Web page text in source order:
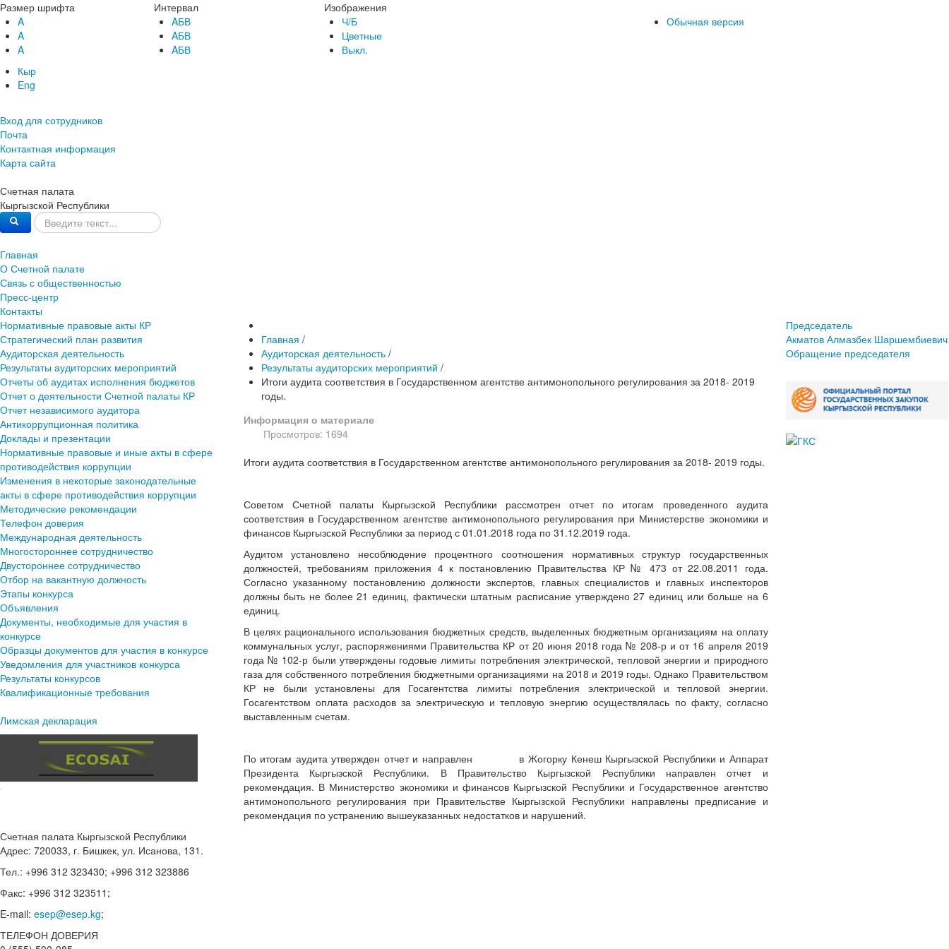
Размер шрифта
A
A
A
Интервал
AБВ
AБВ
AБВ
Изображения
Ч/Б
Цветные
Выкл.
Обычная версия
Кыр
Eng
Вход для сотрудников
Почта
Контактная информация
Карта сайта
Счетная палата
Кыргызской Республики
Главная
О Счетной палате
Связь с общественностью
Пресс-центр
Контакты
Нормативные правовые акты КР
Стратегический план развития
Аудиторская деятельность
Результаты аудиторских мероприятий
Отчеты об аудитах исполнения бюджетов
Отчет о деятельности Счетной палаты КР
Отчет независимого аудитора
Антикоррупционная политика
Доклады и презентации
Нормативные правовые и иные акты в сфере
противодействия коррупции
Изменения в некоторые законодательные
акты в сфере противодействия коррупции
Методические рекомендации
Телефон доверия
Международная деятельность
Многостороннее сотрудничество
Двустороннее сотрудничество
Отбор на вакантную должность
Этапы конкурса
Объявления
Документы, необходимые для участия в
конкурсе
Образцы документов для участия в конкурсе
Уведомления для участников конкурса
Результаты конкурсов
Квалификационные требования
Лимская декларация
Главная /
Аудиторская деятельность /
Результаты аудиторских мероприятий /
Итоги аудита соответствия в Государственном агентстве антимонопольного регулирования за 2018- 2019
годы.
Информация о материале
Просмотров: 1694
Итоги аудита соответствия в Государственном агентстве антимонопольного регулирования за 2018- 2019 годы.
Советом Счетной палаты Кыргызской Республики рассмотрен отчет по итогам проведенного аудита
соответствия в Государственном агентстве антимонопольного регулирования при Министерстве экономики и
финансов Кыргызской Республики за период с 01.01.2018 года по 31.12.2019 года.
Аудитом установлено несоблюдение процентного соотношения нормативных структур государственных
должностей, требованиям приложения 4 к постановлению Правительства КР № 473 от 22.08.2011 года.
Согласно указанному постановлению должности экспертов, главных специалистов и главных инспекторов
должны быть не более 21 единиц, фактически штатным расписание утверждено 27 единиц или больше на 6
единиц.
В целях рационального использования бюджетных средств, выделенных бюджетным организациям на оплату
коммунальных услуг, распоряжениями Правительства КР от 20 июня 2018 года № 208-р и от 16 апреля 2019
года № 102-р были утверждены годовые лимиты потребления электрической, тепловой энергии и природного
газа для собственного потребления бюджетными организациями на 2018 и 2019 годы. Однако Правительством
КР не были установлены для Госагентства лимиты потребления электрической и тепловой энергии.
Госагентством оплата расходов за электрическую и тепловую энергию осуществлялась по факту, согласно
выставленным счетам.
По итогам аудита утвержден отчет и направлен в Жогорку Кенеш Кыргызской Республики и Аппарат
Президента Кыргызской Республики. В Правительство Кыргызской Республики направлен отчет и
рекомендация. В Министерство экономики и финансов Кыргызской Республики и Государственное агентство
антимонопольного регулирования при Правительстве Кыргызской Республики направлены предписание и
рекомендация по устранению вышеуказанных недостатков и нарушений.
Председатель
Акматов Алмазбек Шаршембиевич
Обращение председателя
Счетная палата Кыргызской Республики
Адрес: 720033, г. Бишкек, ул. Исанова, 131.
Тел.: +996 312 323430; +996 312 323886
Факс: +996 312 323511;
E-mail: esep@esep.kg;
ТЕЛЕФОН ДОВЕРИЯ